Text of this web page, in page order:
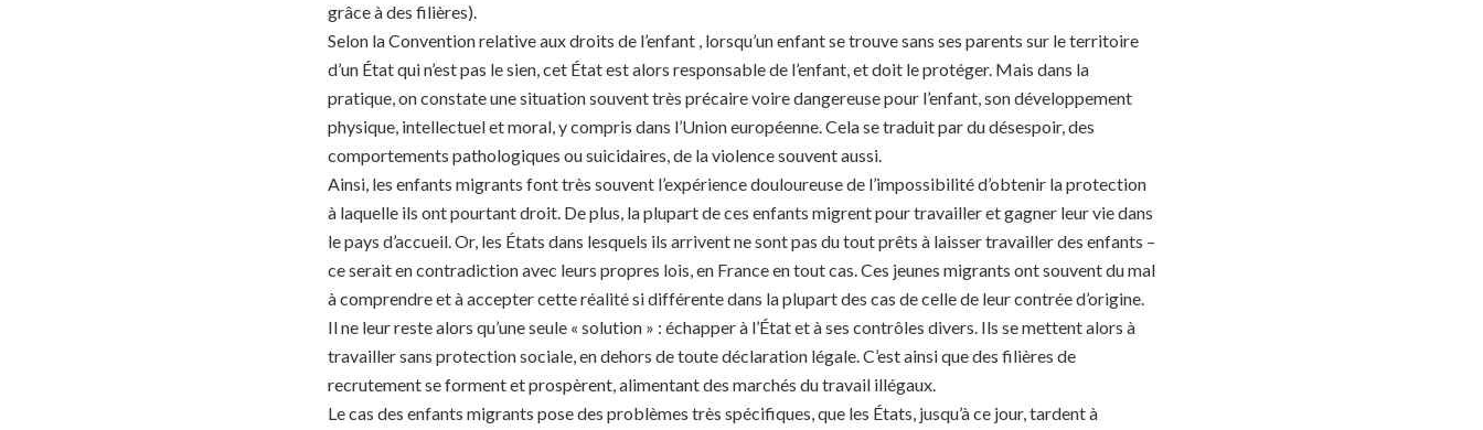
grâce à des filières).
Selon la Convention relative aux droits de l’enfant , lorsqu’un enfant se trouve sans ses parents sur le territoire
d’un État qui n’est pas le sien, cet État est alors responsable de l’enfant, et doit le protéger. Mais dans la
pratique, on constate une situation souvent très précaire voire dangereuse pour l’enfant, son développement
physique, intellectuel et moral, y compris dans l’Union européenne. Cela se traduit par du désespoir, des
comportements pathologiques ou suicidaires, de la violence souvent aussi.
Ainsi, les enfants migrants font très souvent l’expérience douloureuse de l’impossibilité d’obtenir la protection
à laquelle ils ont pourtant droit. De plus, la plupart de ces enfants migrent pour travailler et gagner leur vie dans
le pays d’accueil. Or, les États dans lesquels ils arrivent ne sont pas du tout prêts à laisser travailler des enfants –
ce serait en contradiction avec leurs propres lois, en France en tout cas. Ces jeunes migrants ont souvent du mal
à comprendre et à accepter cette réalité si différente dans la plupart des cas de celle de leur contrée d’origine.
Il ne leur reste alors qu’une seule « solution » : échapper à l’État et à ses contrôles divers. Ils se mettent alors à
travailler sans protection sociale, en dehors de toute déclaration légale. C’est ainsi que des filières de
recrutement se forment et prospèrent, alimentant des marchés du travail illégaux.
Le cas des enfants migrants pose des problèmes très spécifiques, que les États, jusqu’à ce jour, tardent à